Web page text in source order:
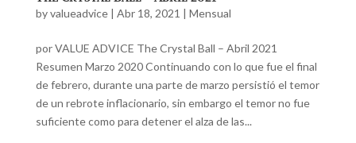
byvalueadvice| Abr 18, 2021 | Mensual
por VALUE ADVICE The Crystal Ball – Abril 2021
Resumen Marzo 2020 Continuando con lo que fue el final
de febrero, durante una parte de marzo persistió el temor
de un rebrote inflacionario, sin embargo el temor no fue
suficiente como para detener el alza de las...